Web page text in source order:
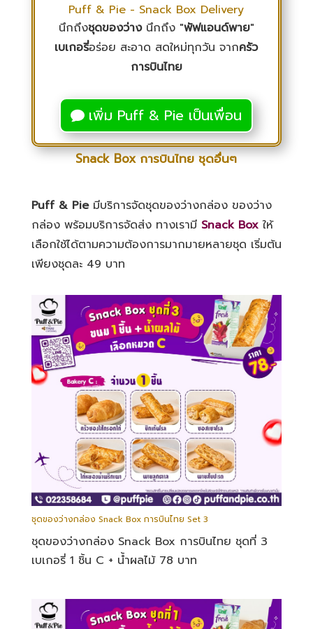
Puff & Pie - Snack Box Delivery
นึกถึงชุดของว่างนึกถึง "พัฟแอนด์พาย"
เบเกอรี่อร่อย สะอาด สดใหม่ทุกวัน จากครัว
การบินไทย
เพิ่ม Puff & Pie เป็นเพื่อน
Snack Box การบินไทย ชุดอื่นๆ
Puff & Pieมีบริการจัดชุดของว่างกล่อง ของว่าง
กล่อง พร้อมบริการจัดส่ง ทางเรามี Snack Boxให้
เลือกใช้ได้ตามความต้องการมากมายหลายชุด เริ่มต้น
เพียงชุดละ 49 บาท
ชุดของว่างกล่อง Snack Box การบินไทย Set 3
ชุดของว่างกล่อง Snack Box การบินไทย ชุดที่ 3
เบเกอรี่ 1 ชิ้น C + น้ำผลไม้ 78 บาท